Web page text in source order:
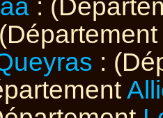
:
: